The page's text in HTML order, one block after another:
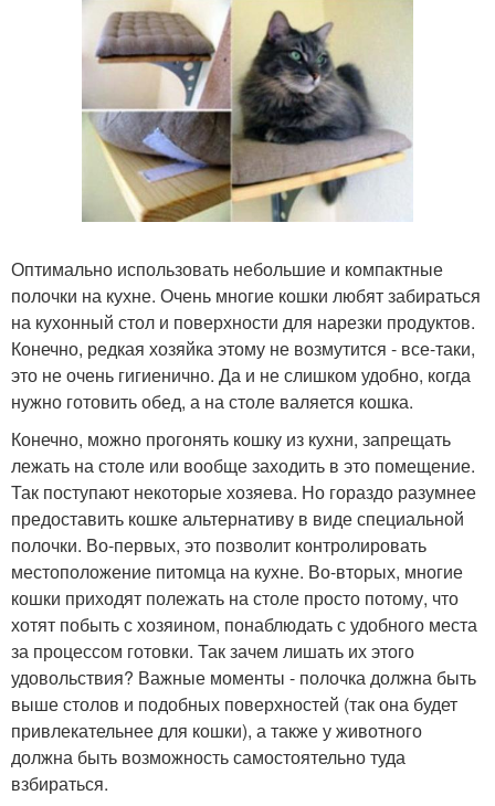
Оптимально использовать небольшие и компактные
полочки на кухне. Очень многие кошки любят забираться
на кухонный стол и поверхности для нарезки продуктов.
Конечно, редкая хозяйка этому не возмутится - все-таки,
это не очень гигиенично. Да и не слишком удобно, когда
нужно готовить обед, а на столе валяется кошка.
Конечно, можно прогонять кошку из кухни, запрещать
лежать на столе или вообще заходить в это помещение.
Так поступают некоторые хозяева. Но гораздо разумнее
предоставить кошке альтернативу в виде специальной
полочки. Во-первых, это позволит контролировать
местоположение питомца на кухне. Во-вторых, многие
кошки приходят полежать на столе просто потому, что
хотят побыть с хозяином, понаблюдать с удобного места
за процессом готовки. Так зачем лишать их этого
удовольствия? Важные моменты - полочка должна быть
выше столов и подобных поверхностей (так она будет
привлекательнее для кошки), а также у животного
должна быть возможность самостоятельно туда
взбираться.